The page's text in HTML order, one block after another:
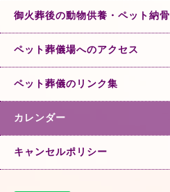
御火葬後の動物供養・ペット納骨
ペット葬儀場へのアクセス
ペット葬儀のリンク集
カレンダー
キャンセルポリシー